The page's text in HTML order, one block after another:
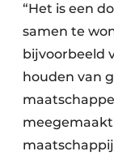
“Het is een
samen te
bijvoorbeeld
houden van